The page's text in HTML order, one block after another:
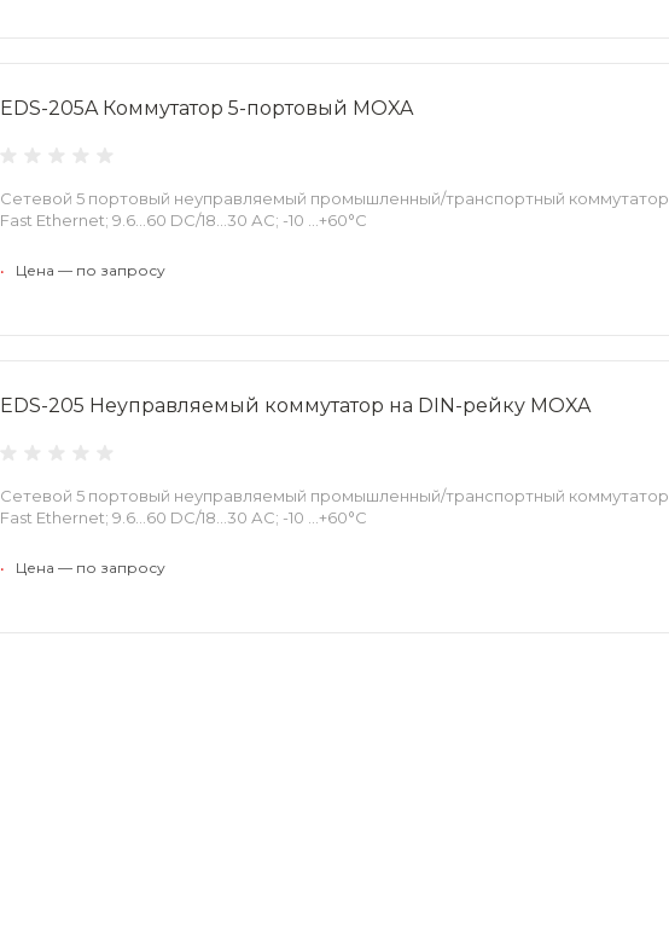
EDS-205A Коммутатор 5-портовый MOXA
Сетевой 5 портовый неуправляемый промышленный/транспортный коммутатор
Fast Ethernet; 9.6...60 DC/18...30 АС; -10 ...+60°С
• Цена — по запросу
EDS-205 Неуправляемый коммутатор на DIN-рейку MOXA
Сетевой 5 портовый неуправляемый промышленный/транспортный коммутатор
Fast Ethernet; 9.6...60 DC/18...30 АС; -10 ...+60°С
• Цена — по запросу